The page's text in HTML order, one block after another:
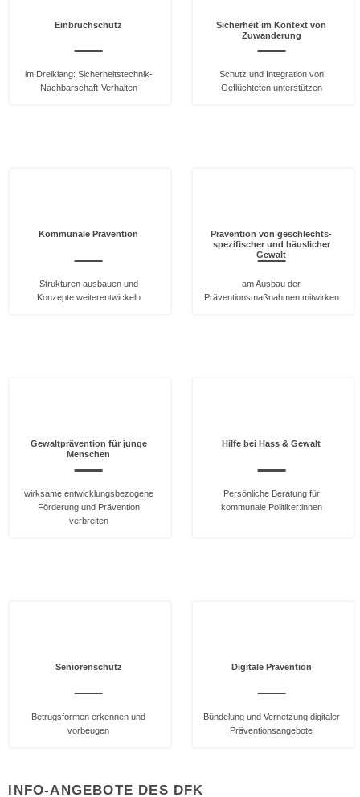
Einbruchschutz
im Dreiklang: Sicherheitstechnik-
Nachbarschaft-Verhalten
Sicherheit im Kontext von
Zuwanderung
Schutz und Integration von
Geflüchteten unterstützen
Kommunale Prävention
Strukturen ausbauen und
Konzepte weiterentwickeln
Prävention von geschlechts-
spezifischer und häuslicher
Gewalt
am Ausbau der
Präventionsmaßnahmen mitwirken
Gewaltprävention für junge
Menschen
wirksame entwicklungsbezogene
Förderung und Prävention
verbreiten
Hilfe bei Hass & Gewalt
Persönliche Beratung für
kommunale Politiker:innen
Seniorenschutz
Betrugsformen erkennen und
vorbeugen
Digitale Prävention
Bündelung und Vernetzung digitaler
Präventionsangebote
INFO-ANGEBOTE DES DFK